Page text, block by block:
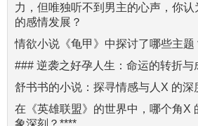
力，但唯独听不到男主的心声，你
的感情发展？
情欲小说《龟甲》中探讨了哪些主题
### 逆袭之好孕人生：命运的转折与
舒书书的小说：探寻情感与人X 的深
在《英雄联盟》的世界中，哪个角X
象深刻？****